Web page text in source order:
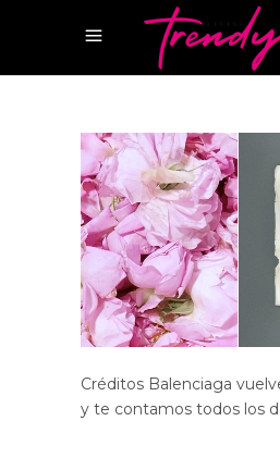
Créditos Balenciaga
y te contamos todos los